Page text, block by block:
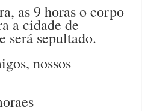
as 9 horas o corpo
a cidade de
será sepultado.
nossos